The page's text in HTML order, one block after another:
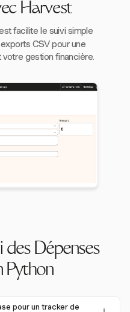
Harvest
facilite le suivi simple
CSV pour une
gestion financière.
des Dépenses
Python
pour un tracker de